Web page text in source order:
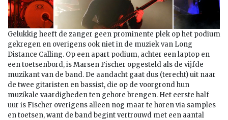
Gelukkig heeft de zanger geen prominente plek op het podium
gekregen en overigens ook niet in de muziek van Long
Distance Calling. Op een apart podium, achter een laptop en
een toetsenbord, is Marsen Fischer opgesteld als de vijfde
muzikant van de band. De aandacht gaat dus (terecht) uit naar
de twee gitaristen en bassist, die op de voorgrond hun
muzikale vaardigheden ten gehore brengen. Het eerste half
uur is Fischer overigens alleen nog maar te horen via samples
en toetsen, want de band begint vertrouwd met een aantal